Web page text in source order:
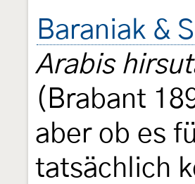
Baraniak &
Arabis
(Brabant
aber ob es
tatsächlich